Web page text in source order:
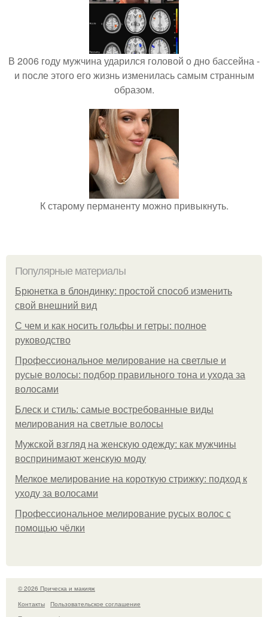
В 2006 году мужчина ударился головой о дно бассейна -
и после этого его жизнь изменилась самым странным
образом.
К старому перманенту можно привыкнуть.
Популярные материалы
Брюнетка в блондинку: простой способ изменить
свой внешний вид
С чем и как носить гольфы и гетры: полное
руководство
Профессиональное мелирование на светлые и
русые волосы: подбор правильного тона и ухода за
волосами
Блеск и стиль: самые востребованные виды
мелирования на светлые волосы
Мужской взгляд на женскую одежду: как мужчины
воспринимают женскую моду
Мелкое мелирование на короткую стрижку: подход к
уходу за волосами
Профессиональное мелирование русых волос с
помощью чёлки
© 2026 Прическа и макияж
Контакты
Пользовательское соглашение